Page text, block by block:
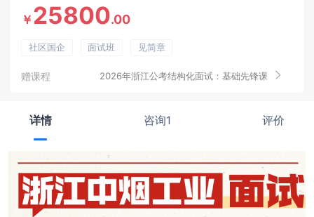
￥ 25800.00
社区国企 面试班 见简章
赠课程 2026年浙江公考结构化面试：基础先锋课
详情 咨询1 评价